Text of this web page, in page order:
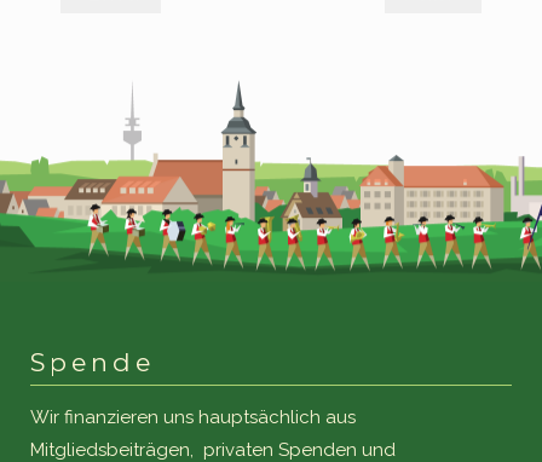
Spende
Wir finanzieren uns hauptsächlich aus
Mitgliedsbeiträgen, privaten Spenden und